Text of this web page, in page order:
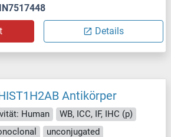
Details
Antikörper
Human
WB, ICC, IF, IHC (p)
unconjugated